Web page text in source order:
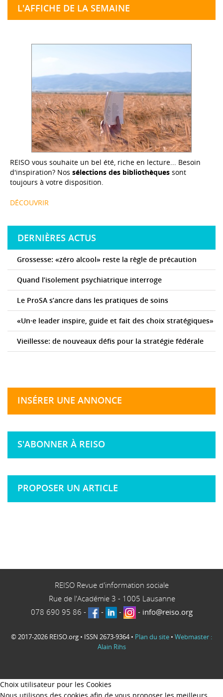
L'AFFICHE DE LA SEMAINE
REISO vous souhaite un bel été, riche en lecture... Besoin
d'inspiration? Nos sélections des bibliothèques sont
toujours à votre disposition.
DÉCOUVRIR
DERNIÈRES ACTUS
Grossesse: «zéro alcool» reste la règle de précaution
Quand l’isolement psychiatrique interroge
Le ProSA s’ancre dans les pratiques de soins
«Un·e leader inspire, guide et fait des choix stratégiques»
Vieillesse: de nouveaux défis pour la stratégie fédérale
INSÉRER UNE ANNONCE
S'ABONNER À REISO
PROPOSER UN ARTICLE
REISO Revue d'information sociale
Rue de l'Académie 3 - 1005 Lausanne
078 690 95 86 - - - - info@reiso.org
© 2017-2026 REISO.org • ISSN 2673-9364 • Plan du site • Webmaster :
Alain Rihs
Choix utilisateur pour les Cookies